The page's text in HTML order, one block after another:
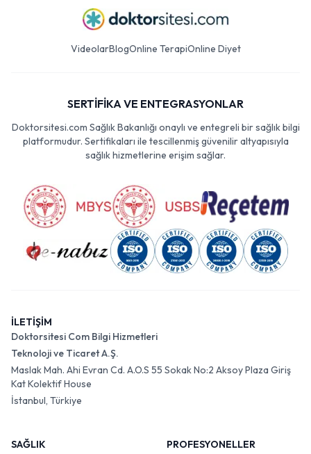
VideolarBlogOnline TerapiOnline Diyet
SERTİFİKA VE ENTEGRASYONLAR
Doktorsitesi.com Sağlık Bakanlığı onaylı ve entegreli bir sağlık bilgi
platformudur. Sertifikaları ile tescillenmiş güvenilir altyapısıyla
sağlık hizmetlerine erişim sağlar.
İLETİŞİM
Doktorsitesi Com Bilgi Hizmetleri
Teknoloji ve Ticaret A.Ş.
Maslak Mah. Ahi Evran Cd. A.O.S 55 Sokak No:2 Aksoy Plaza Giriş
Kat Kolektif House
İstanbul, Türkiye
SAĞLIK
PROFESYONELLER